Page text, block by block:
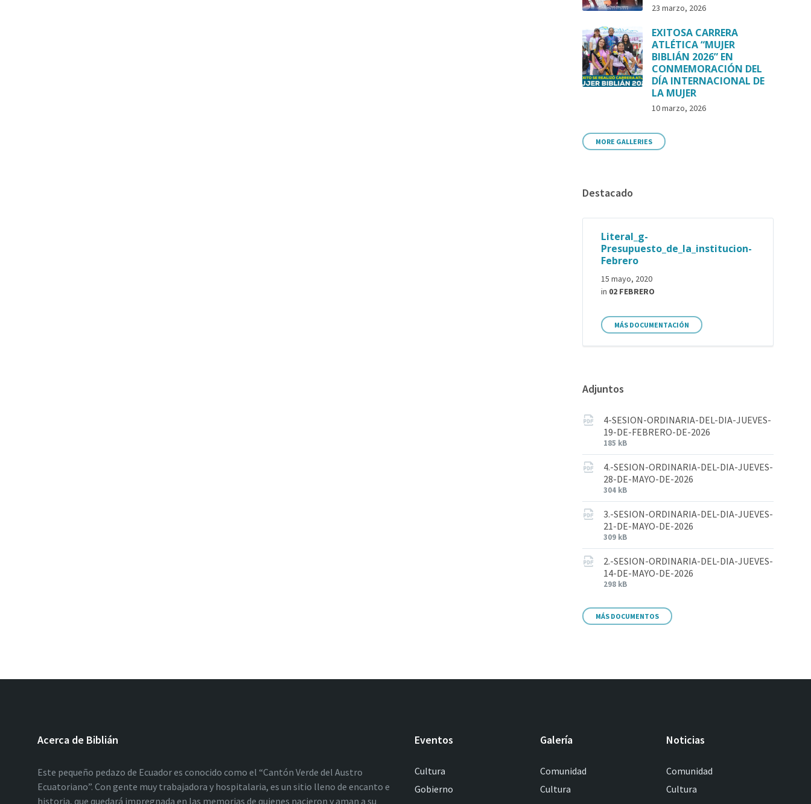
23 marzo, 2026
EXITOSA CARRERA
ATLÉTICA “MUJER
BIBLIÁN 2026” EN
CONMEMORACIÓN DEL
DÍA INTERNACIONAL DE
LA MUJER
10 marzo, 2026
MORE GALLERIES
Destacado
Literal_g-
Presupuesto_de_la_institucion-
Febrero
15 mayo, 2020
in 02 FEBRERO
MÁS DOCUMENTACIÓN
Adjuntos
4-SESION-ORDINARIA-DEL-DIA-JUEVES-
19-DE-FEBRERO-DE-2026
185 kB
4.-SESION-ORDINARIA-DEL-DIA-JUEVES-
28-DE-MAYO-DE-2026
304 kB
3.-SESION-ORDINARIA-DEL-DIA-JUEVES-
21-DE-MAYO-DE-2026
309 kB
2.-SESION-ORDINARIA-DEL-DIA-JUEVES-
14-DE-MAYO-DE-2026
298 kB
MÁS DOCUMENTOS
Acerca de Biblián
Este pequeño pedazo de Ecuador es conocido como el “Cantón Verde del Austro
Ecuatoriano”. Con gente muy trabajadora y hospitalaria, es un sitio lleno de encanto e
historia, que quedará impregnada en las memorias de quienes nacieron y aman a su
Eventos
Cultura
Gobierno
Galería
Comunidad
Cultura
Noticias
Comunidad
Cultura